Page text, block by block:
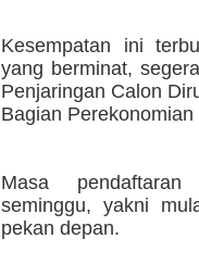
Kesempatan ini
yang berminat,
Penjaringan Calon
Bagian
Masa
seminggu, yakni
pekan depan.